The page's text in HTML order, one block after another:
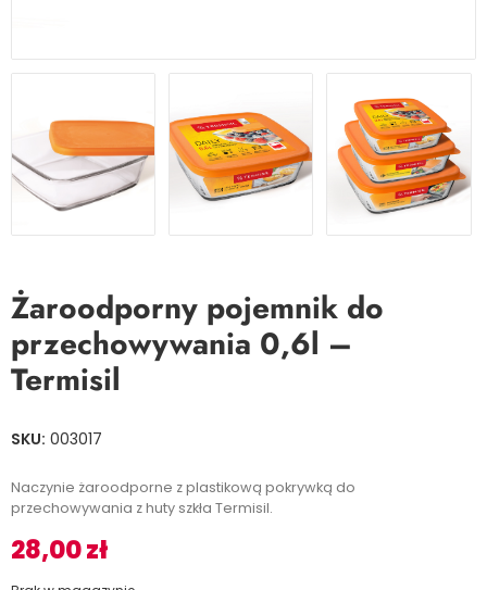
Żaroodporny pojemnik do
przechowywania 0,6l –
Termisil
SKU: 003017
Naczynie żaroodporne z plastikową pokrywką do
przechowywania z huty szkła Termisil.
28,00zł